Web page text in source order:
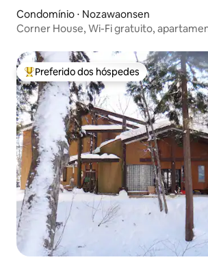
Condomínio ⋅ Nozawaonsen
Corner House, Wi-Fi gratuito,
Entre os melhores preferidos dos
Preferido dos hóspedes